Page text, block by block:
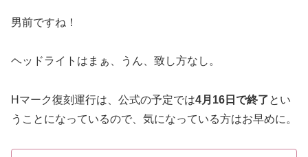
男前ですね！
ヘッドライトはまぁ、うん、致し方なし。
Hマーク復刻運行は、公式の予定では4月16日で終了とい
うことになっているので、気になっている方はお早めに。